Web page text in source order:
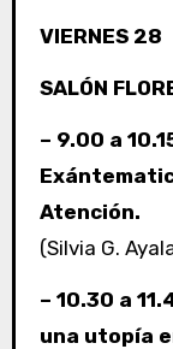
VIERNES 28
SALÓN
– 9.00 a
Atención.
(Silvia G.
– 10.30 a
una utopía